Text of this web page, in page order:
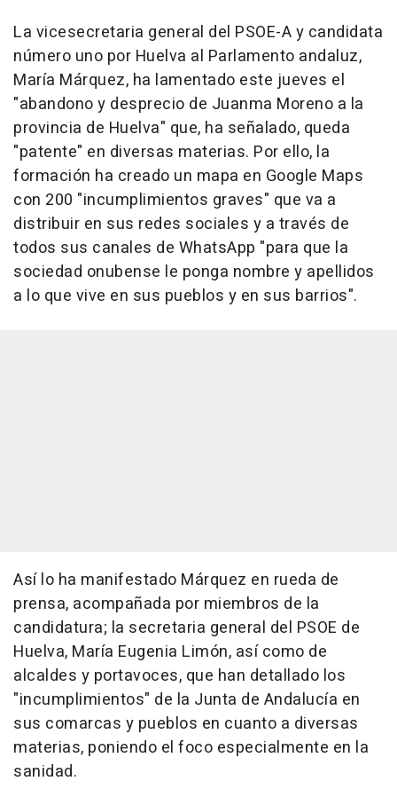
La vicesecretaria general del PSOE-A y candidata
número uno por Huelva al Parlamento andaluz,
María Márquez, ha lamentado este jueves el
"abandono y desprecio de Juanma Moreno a la
provincia de Huelva" que, ha señalado, queda
"patente" en diversas materias. Por ello, la
formación ha creado un mapa en Google Maps
con 200 "incumplimientos graves" que va a
distribuir en sus redes sociales y a través de
todos sus canales de WhatsApp "para que la
sociedad onubense le ponga nombre y apellidos
a lo que vive en sus pueblos y en sus barrios".
Así lo ha manifestado Márquez en rueda de
prensa, acompañada por miembros de la
candidatura; la secretaria general del PSOE de
Huelva, María Eugenia Limón, así como de
alcaldes y portavoces, que han detallado los
"incumplimientos" de la Junta de Andalucía en
sus comarcas y pueblos en cuanto a diversas
materias, poniendo el foco especialmente en la
sanidad.